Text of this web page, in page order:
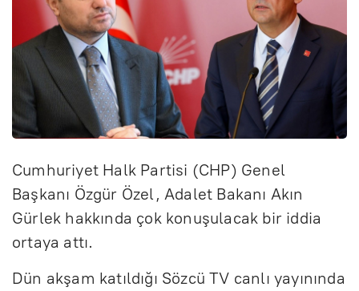
Cumhuriyet Halk Partisi (CHP) Genel
Başkanı Özgür Özel, Adalet Bakanı Akın
Gürlek hakkında çok konuşulacak bir iddia
ortaya attı.
Dün akşam katıldığı Sözcü TV canlı yayınında